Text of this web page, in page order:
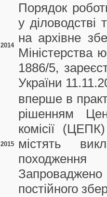
2014
Порядок
у діловодстві
на архівне
Міністерства
1886/5,
України
2015
вперше в
рішенням
комісії
містять
постійного